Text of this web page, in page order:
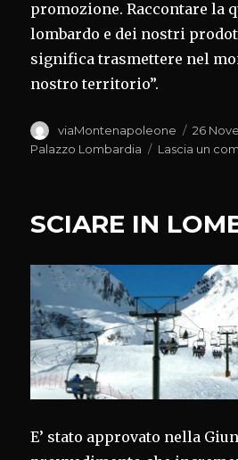
promozione. Raccontare la
lombardo e dei nostri
significa trasmettere nel
nostro territorio”.
Autore
viaMontenapoleone
il
26
Palazzo Lombardia
Lascia un
SCIARE IN
E’ stato approvato nella